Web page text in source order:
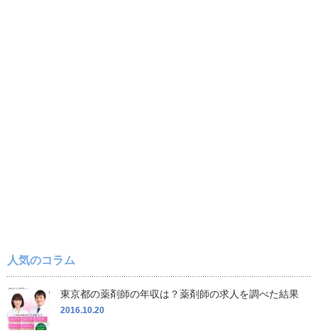
人気のコラム
東京都の薬剤師の年収は？薬剤師の求人を調べた結果
2016.10.20